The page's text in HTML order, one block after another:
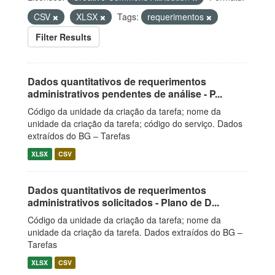
CSV
XLSX Tags:
requerimentos
Filter Results
Dados quantitativos de requerimentos
administrativos pendentes de análise - P...
Código da unidade da criação da tarefa; nome da
unidade da criação da tarefa; código do serviço. Dados
extraídos do BG – Tarefas
XLSX CSV
Dados quantitativos de requerimentos
administrativos solicitados - Plano de D...
Código da unidade da criação da tarefa; nome da
unidade da criação da tarefa. Dados extraídos do BG –
Tarefas
XLSX CSV